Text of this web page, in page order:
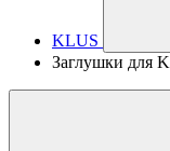
KLUS
Заглушки для